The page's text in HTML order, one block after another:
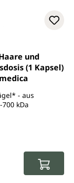
5 Sternen
und
(1 Kapsel)
- aus
kDa